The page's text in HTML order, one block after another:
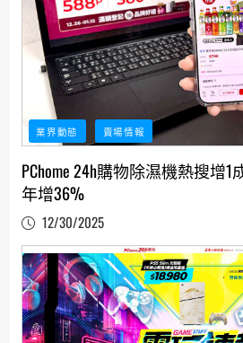
業界動態 賣場情報
PChome 24h購物除濕機熱搜增
年增36%
12/30/2025